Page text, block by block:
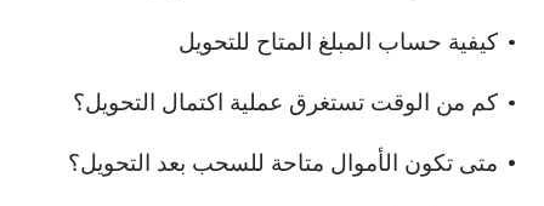
كيفية حساب المبلغ المتاح للتحويل
كم من الوقت تستغرق عملية اكتمال التحويل؟
متى تكون الأموال متاحة للسحب بعد التحويل؟